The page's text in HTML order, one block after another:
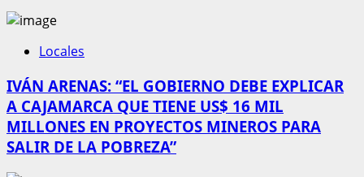
Locales
IVÁN ARENAS: “EL GOBIERNO DEBE EXPLICAR
A CAJAMARCA QUE TIENE US$ 16 MIL
MILLONES EN PROYECTOS MINEROS PARA
SALIR DE LA POBREZA”